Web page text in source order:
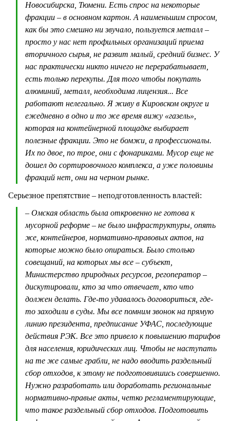
Новосибирска, Тюмени. Есть спрос на некоторые
фракции – в основном картон. А наименьшим спросом,
как бы это смешно ни звучало, пользуется металл –
просто у нас нет профильных организаций приема
вторичного сырья, не развит малый, средний бизнес. У
нас практически никто ничего не перерабатывает,
есть только перекупы. Для того чтобы покупать
алюминий, металл, необходима лицензия... Все
работают нелегально. Я живу в Кировском округе и
ежедневно в одно и то же время вижу «газель»,
которая на контейнерной площадке выбирает
полезные фракции. Это не бомжи, а профессионалы.
Их по двое, по трое, они с фонариками. Мусор еще не
дошел до сортировочного комплекса, а уже половины
фракций нет, они на черном рынке.
Серьезное препятствие – неподготовленность властей:
– Омская область была откровенно не готова к
мусорной реформе – не было инфраструктуры, опять
же, контейнеров, нормативно-правовых актов, на
которые можно было опираться. Было столько
совещаний, на которых мы все – субъект,
Министерство природных ресурсов, регоператор –
дискутировали, кто за что отвечает, кто что
должен делать. Где-то удавалось договориться, где-
то заходили в суды. Мы все помним звонок на прямую
линию президента, предписание УФАС, последующие
действия РЭК. Все это привело к повышению тарифов
для населения, юридических лиц. Чтобы не наступать
на те же самые грабли, не надо вводить раздельный
сбор отходов, к этому не подготовившись совершенно.
Нужно разработать или доработать региональные
нормативно-правые акты, четко регламентирующие,
что такое раздельный сбор отходов. Подготовить